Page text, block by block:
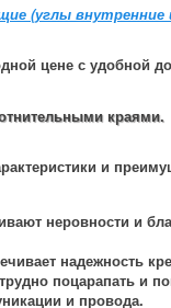
(углы внутренние
цене с удобной
краями.
и
неровности и
надежность
поцарапать и
и провода.